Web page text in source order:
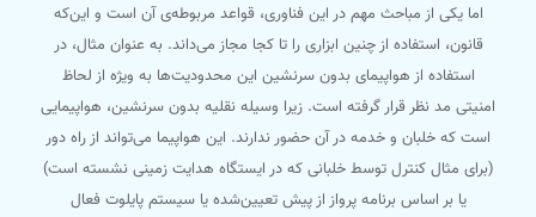
اما یکی از مباحث مهم در این فناوری، قواعد مربوطه‌ی آن است و این‌که
قانون، استفاده از چنین ابزاری را تا کجا مجاز می‌داند. به عنوان مثال، در
استفاده از هواپیمای بدون سرنشین این محدودیت‌ها به ‌ویژه از لحاظ
امنیتی مد نظر قرار گرفته است. زیرا وسیله‌ نقلیه‌ بدون سرنشین، هواپیمایی
است که خلبان و خدمه در آن حضور ندارند. این هواپیما می‎‌تواند از راه دور
(برای مثال کنترل توسط خلبانی که در ایستگاه هدایت زمینی نشسته است)
یا بر اساس برنامه‌ پرواز از پیش تعیین‌شده یا سیستم پایلوت فعال